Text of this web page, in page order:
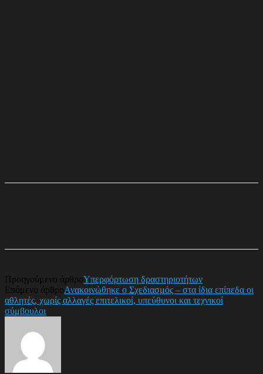
Προηγούμενο άρθροΥπερφόρτωση δραστηριοτήτων
Επόμενο άρθροΑνακοινώθηκε ο Σχεδιασμός – στα ίδια επίπεδα οι
αθλητές, χωρίς αλλαγές επιτελικοί, υπεύθυνοι και τεχνικοί
σύμβουλοι